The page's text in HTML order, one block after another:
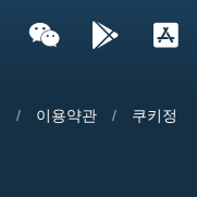
/ 이용약관 /
쿠키정